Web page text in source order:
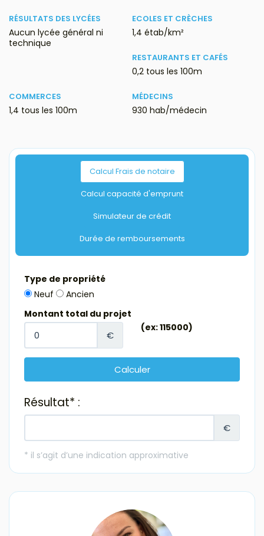
RÉSULTATS DES LYCÉES
Aucun lycée général ni
technique
ECOLES ET CRÈCHES
1,4 étab/km²
RESTAURANTS ET CAFÉS
0,2 tous les 100m
COMMERCES
1,4 tous les 100m
MÉDECINS
930 hab/médecin
Calcul Frais de notaire
Calcul capacité d'emprunt
Simulateur de crédit
Durée de remboursements